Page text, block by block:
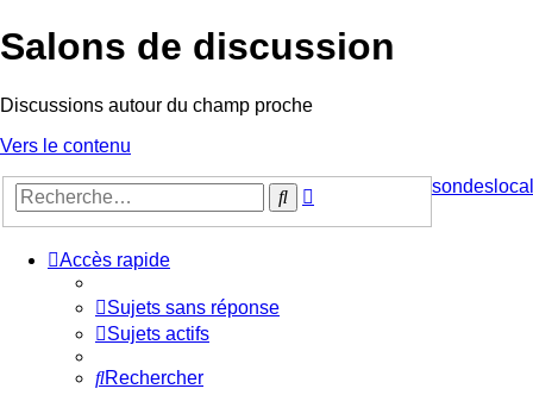
Salons de discussion
Discussions autour du champ proche
Vers le contenu
Rechercher
Accès rapide
Sujets sans réponse
Sujets actifs
Rechercher